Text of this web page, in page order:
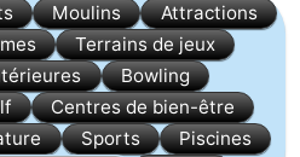
Moulins
Attractions
Terrains de jeux
Bowling
Centres de bien-être
Sports
Piscines